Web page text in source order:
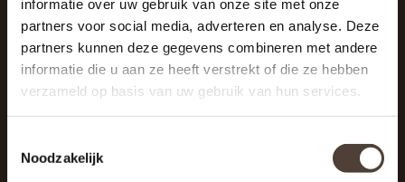
informatie over uw gebruik van onze site met onze
partners voor social media, adverteren en analyse. Deze
partners kunnen deze gegevens combineren met andere
informatie die u aan ze heeft verstrekt of die ze hebben
verzameld op basis van uw gebruik van hun services.
Noodzakelijk
And stay up to date with our latest offers